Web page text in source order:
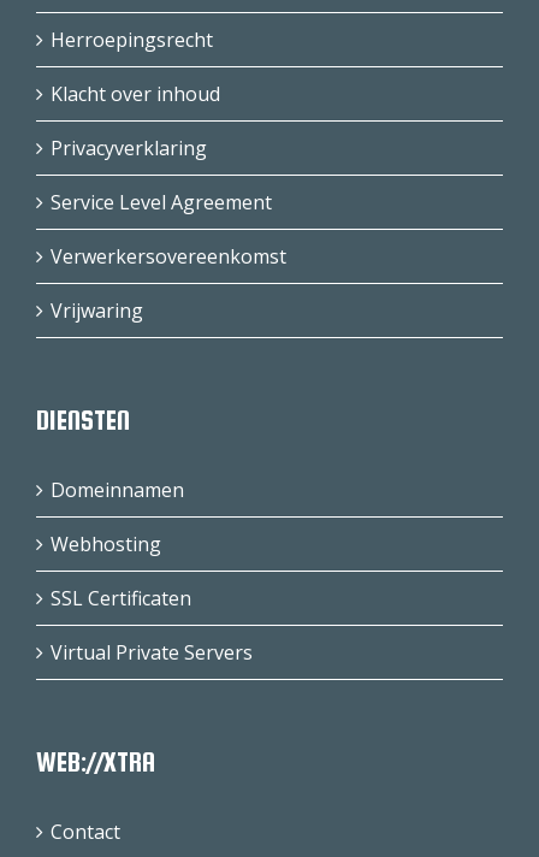
Herroepingsrecht
Klacht over inhoud
Privacyverklaring
Service Level Agreement
Verwerkersovereenkomst
Vrijwaring
DIENSTEN
Domeinnamen
Webhosting
SSL Certificaten
Virtual Private Servers
WEB://XTRA
Contact